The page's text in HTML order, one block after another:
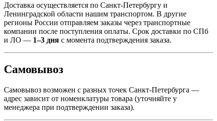
Доставка осуществляется по Санкт-Петербургу и
Ленинградской области нашим транспортом. В другие
регионы России отправляем заказы через транспортные
компании после поступления оплаты. Срок доставки по СПб
и ЛО — 1–3 дня с момента подтверждения заказа.
Самовывоз
Самовывоз возможен с разных точек Санкт-Петербурга —
адрес зависит от номенклатуры товара (уточняйте у
менеджера при подтверждении заказа).